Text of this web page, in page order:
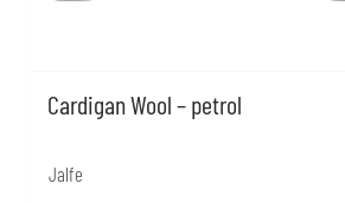
Cardigan Wool – petrol
Jalfe